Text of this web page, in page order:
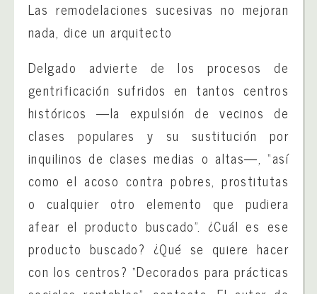
Las remodelaciones sucesivas no mejoran
nada, dice un arquitecto
Delgado advierte de los procesos de
gentrificación sufridos en tantos centros
históricos —la expulsión de vecinos de
clases populares y su sustitución por
inquilinos de clases medias o altas—, “así
como el acoso contra pobres, prostitutas
o cualquier otro elemento que pudiera
afear el producto buscado”. ¿Cuál es ese
producto buscado? ¿Qué se quiere hacer
con los centros? “Decorados para prácticas